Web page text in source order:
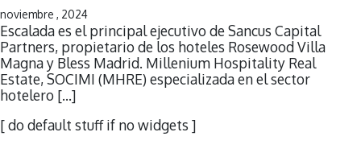
noviembre , 2024
Escalada es el principal ejecutivo de Sancus Capital
Partners, propietario de los hoteles Rosewood Villa
Magna y Bless Madrid. Millenium Hospitality Real
Estate, SOCIMI (MHRE) especializada en el sector
hotelero […]
[ do default stuff if no widgets ]